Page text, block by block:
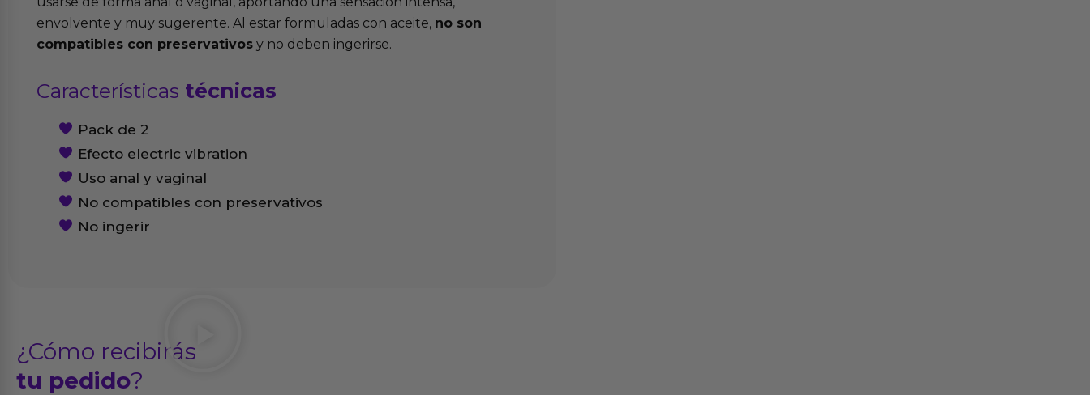
envolvente y muy sugerente. Al estar formuladas con aceite, no son
compatibles con preservativos y no deben ingerirse.
Características técnicas
Pack de 2
Efecto electric vibration
Uso anal y vaginal
No compatibles con preservativos
No ingerir
¿Cómo recibirás
tu pedido?